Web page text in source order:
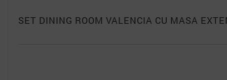
SET DINING ROOM VALENCIA CU MASA